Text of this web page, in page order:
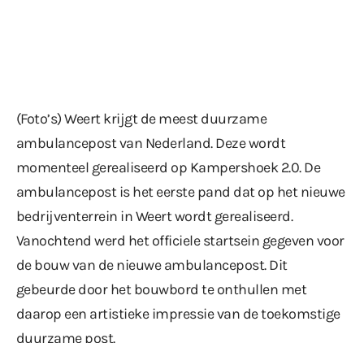
(Foto’s) Weert krijgt de meest duurzame
ambulancepost van Nederland. Deze wordt
momenteel gerealiseerd op Kampershoek 2.0. De
ambulancepost is het eerste pand dat op het nieuwe
bedrijventerrein in Weert wordt gerealiseerd.
Vanochtend werd het officiele startsein gegeven voor
de bouw van de nieuwe ambulancepost. Dit
gebeurde door het bouwbord te onthullen met
daarop een artistieke impressie van de toekomstige
duurzame post.